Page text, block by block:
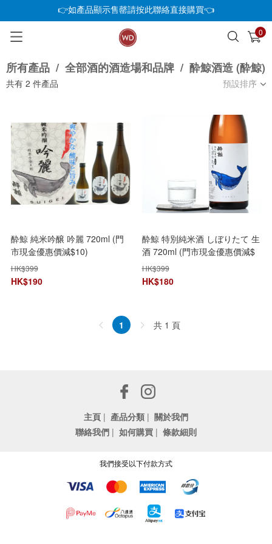
👉如產品顯示售罄請按此聯絡直接購買👈
0
已加入購物車 查看
所有產品 / 全部酒的酒造場和品牌 / 酔鯨酒造 (酔鯨)
共有 2 件產品 預設排序
酔鯨 純米吟醸 吟麗 720ml (門
市現金優惠價減$10)
HK$399
HK$190
酔鯨 特別純米酒 しぼりたて 生
酒 720ml (門市現金優惠價減$
20)
HK$399
HK$180
1 共 1 頁
主頁 | 產品分類 | 關於我們
聯絡我們 | 如何購買 | 條款細則
我們接受以下付款方式